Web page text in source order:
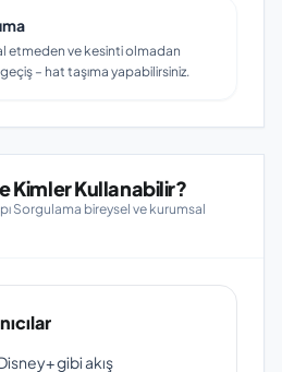
etmeden ve kesinti olmadan
– hat taşıma yapabilirsiniz.
Kimler Kullanabilir?
Sorgulama bireysel ve kurumsal
gibi akış